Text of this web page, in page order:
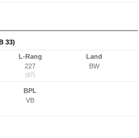
33)
L-Rang
227
(87)
Land
BW
BPL
VB